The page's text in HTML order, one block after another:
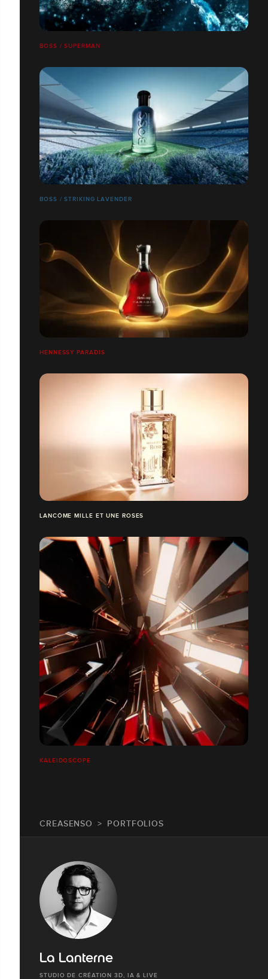
BOSS / SUPERMAN
BOSS / STRIKING LAVENDER
HENNESSY PARADIS
LANCÔME MILLE ET UNE ROSES
KALEIDOSCOPE
CREASENSO PORTFOLIOS
La Lanterne
STUDIO DE CRÉATION 3D, IA & LIVE